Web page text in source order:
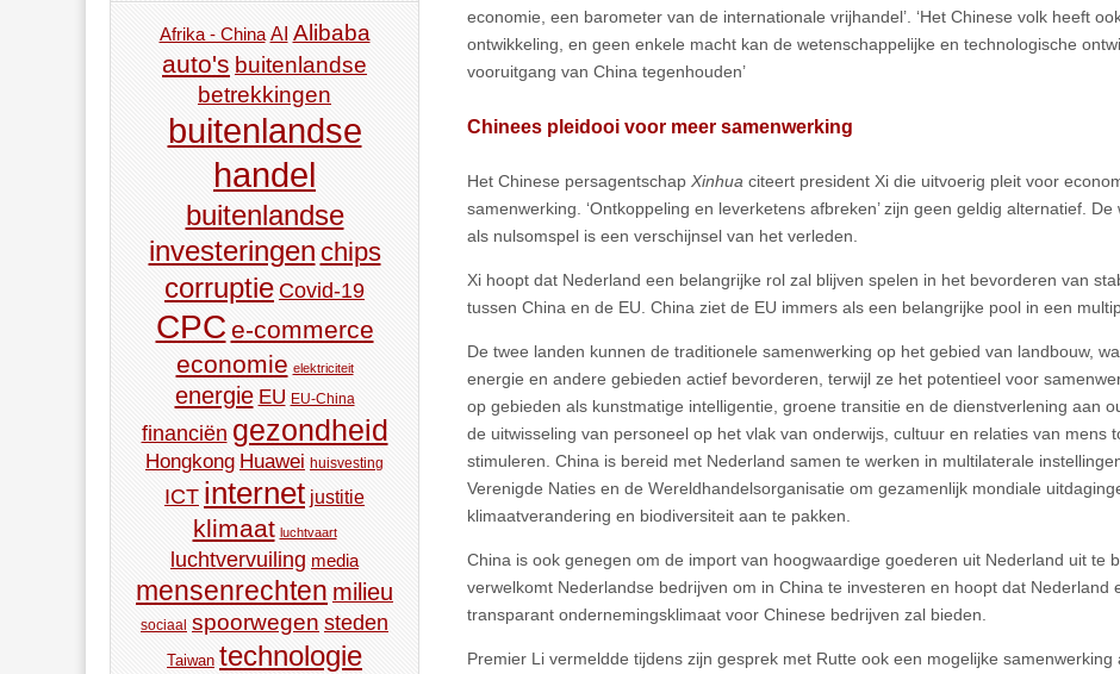
economie, een barometer van de internationale vrijhandel’. ‘Het Chinese volk heeft
ontwikkeling, en geen enkele macht kan de wetenschappelijke en technologische
vooruitgang van China tegenhouden’
Chinees pleidooi voor meer samenwerking
Het Chinese persagentschap Xinhua citeert president Xi die uitvoerig pleit voor
samenwerking. ‘Ontkoppeling en leverketens afbreken’ zijn geen geldig alternatief. De
als nulsomspel is een verschijnsel van het verleden.
Xi hoopt dat Nederland een belangrijke rol zal blijven spelen in het bevorderen van
tussen China en de EU. China ziet de EU immers als een belangrijke pool in een
De twee landen kunnen de traditionele samenwerking op het gebied van landbouw,
energie en andere gebieden actief bevorderen, terwijl ze het potentieel voor
op gebieden als kunstmatige intelligentie, groene transitie en de dienstverlening aan
de uitwisseling van personeel op het vlak van onderwijs, cultuur en relaties van mens
stimuleren. China is bereid met Nederland samen te werken in multilaterale
Verenigde Naties en de Wereldhandelsorganisatie om gezamenlijk mondiale
klimaatverandering en biodiversiteit aan te pakken.
China is ook genegen om de import van hoogwaardige goederen uit Nederland uit te
verwelkomt Nederlandse bedrijven om in China te investeren en hoopt dat Nederland
transparant ondernemingsklimaat voor Chinese bedrijven zal bieden.
Premier Li vermeldde tijdens zijn gesprek met Rutte ook een mogelijke samenwerking
Afrika - China AI Alibaba
auto's buitenlandse
betrekkingen
buitenlandse
handel
buitenlandse
investeringen chips
corruptie Covid-19
CPC e-commerce
economie elektriciteit
energie EU EU-China
financiën gezondheid
Hongkong Huawei huisvesting
ICT internet justitie
klimaat luchtvaart
luchtvervuiling media
mensenrechten milieu
sociaal spoorwegen steden
Taiwan technologie